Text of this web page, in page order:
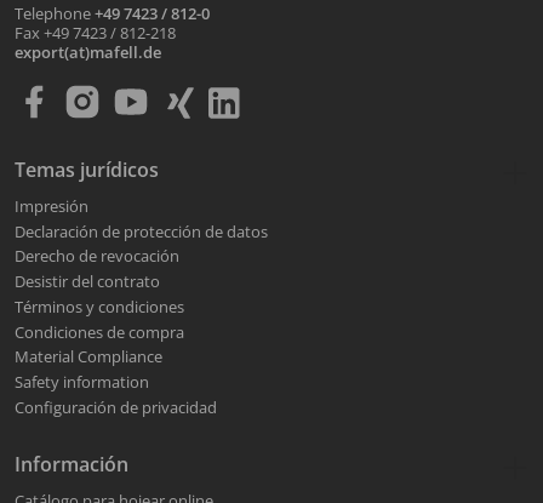
Telephone+49 7423 / 812-0
Fax +49 7423 / 812-218
export(at)mafell.de
Temas jurídicos
Impresión
Declaración de protección de datos
Derecho de revocación
Desistir del contrato
Términos y condiciones
Condiciones de compra
Material Compliance
Safety information
Configuración de privacidad
Información